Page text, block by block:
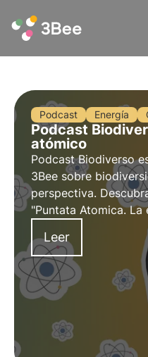
Podcast Energía
Podcast
atómico
Podcast Biodiverso
3Bee sobre
perspectiva.
"Puntata Atomica. La
desastres y
de la energía nuclear
Romano, conocido
Átomo.
Leer